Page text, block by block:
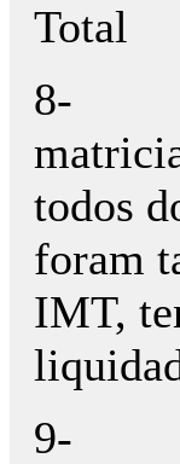
Total
8-
todos
foram
IMT,
9-